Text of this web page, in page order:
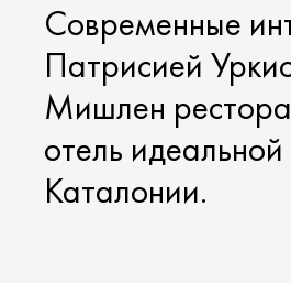
Современные
Патрисией
Мишлен
отель
Каталонии.